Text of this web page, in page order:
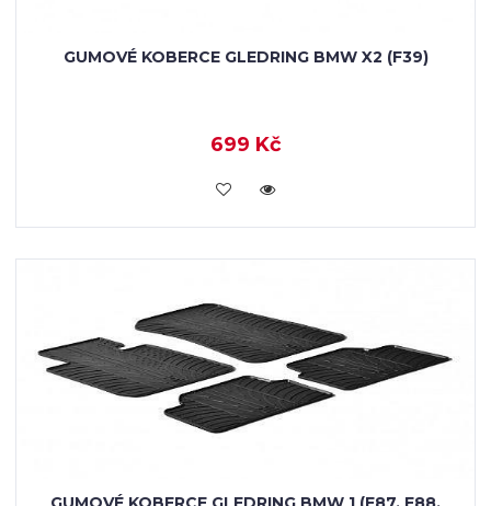
GUMOVÉ KOBERCE GLEDRING BMW X2 (F39)
699 Kč
KOUPIT